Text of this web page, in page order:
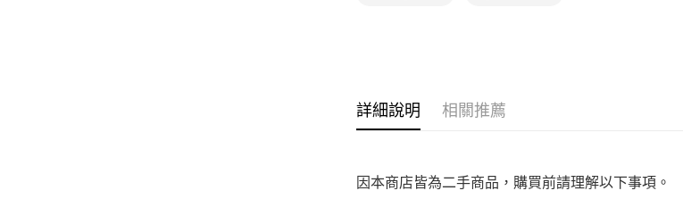
詳細說明 相關推薦
因本商店皆為二手商品，購買前請理解以下事項。